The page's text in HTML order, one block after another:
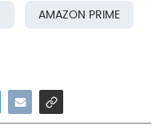
AMAZON PRIME